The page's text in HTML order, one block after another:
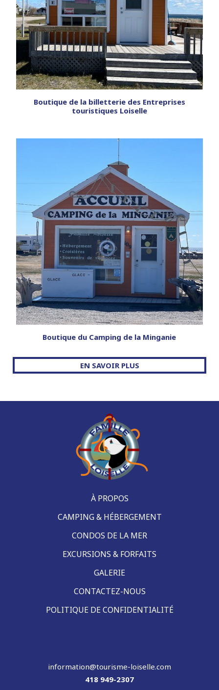
Boutique de la billetterie des Entreprises
touristiques Loiselle
Boutique du Camping de la Minganie
EN SAVOIR PLUS
À PROPOS
CAMPING & HÉBERGEMENT
CONDOS DE LA MER
EXCURSIONS & FORFAITS
GALERIE
CONTACTEZ-NOUS
POLITIQUE DE CONFIDENTIALITÉ
information@tourisme-loiselle.com
418 949-2307